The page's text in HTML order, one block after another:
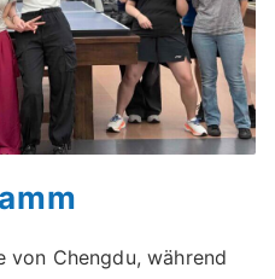
von Chengdu, während